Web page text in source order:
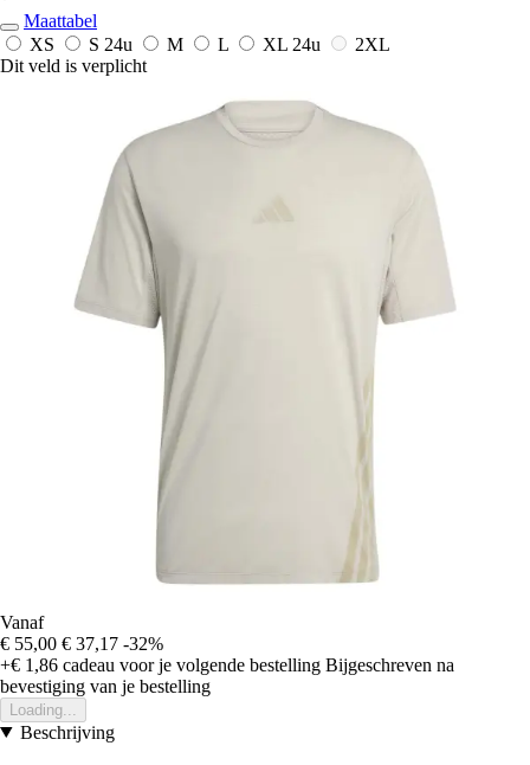
Maattabel
XS
S 24u M L XL 24u
2XL
Dit veld is verplicht
Vanaf
€ 55,00 € 37,17 -32%
+€ 1,86 cadeau voor je volgende bestelling Bijgeschreven na
bevestiging van je bestelling
Loading...
Beschrijving